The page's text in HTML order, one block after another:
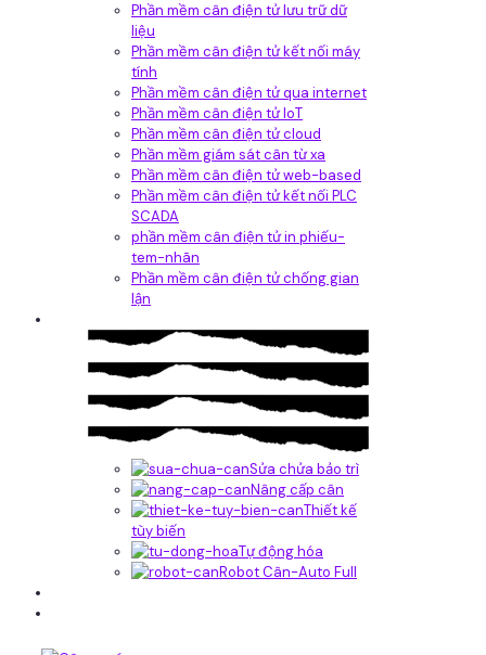
Phần mềm cân điện tử lưu trữ dữ
liệu
Phần mềm cân điện tử kết nối máy
tính
Phần mềm cân điện tử qua internet
Phần mềm cân điện tử IoT
Phần mềm cân điện tử cloud
Phần mềm giám sát cân từ xa
Phần mềm cân điện tử web-based
Phần mềm cân điện tử kết nối PLC
SCADA
phần mềm cân điện tử in phiếu-
tem-nhãn
Phần mềm cân điện tử chống gian
lận
Sửa chửa bảo trì
Nâng cấp cân
Thiết kế
tùy biến
Tự động hóa
Robot Cân-Auto Full